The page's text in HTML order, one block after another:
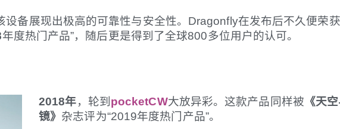
设备展现出极高的可靠性与安全性。Dragonfly在发布后不久便荣获
年度热门产品”，随后更是得到了全球800多位用户的认可。
2018年，轮到 pocketCW大放异彩。这款产品同样被 《天
镜》 杂志评为“2019年度热门产品”。